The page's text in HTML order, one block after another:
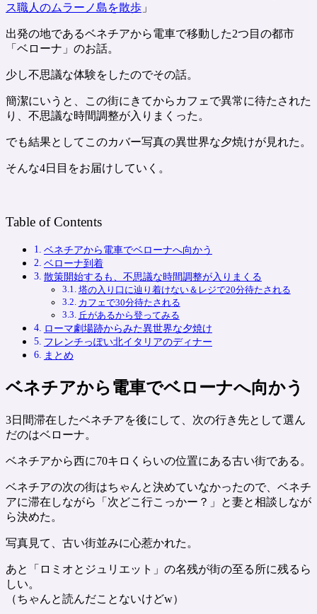
ス職人のムラーノ島を散歩 」
出発の地であるベネチアから電車で移動した2つ目の都市
「ベローナ」のお話。
少し不思議な体験をしたのでその話。
簡潔にいうと、この街にきてからカフェで異常に待たされた
り、不思議な時間調整が入りまくった。
でも結果としてこのカバー写真の異世界な夕焼けが見れた。
そんな4日目をお届けしていく。
Table of Contents
ベネチアから電車でベローナへ向かう
ベローナ到着
散策開始するも、不思議な時間調整が入りまくる
塔の入り口に辿り着けない＆レジで20分待たされる
カフェで30分待たされる
丘があるから登ってみる
ローマ劇場跡からみた異世界な夕焼け
フレンチっぽい北イタリアのディナー
まとめ
ベネチアから電車でベローナへ向かう
3日間滞在したベネチアを後にして、次の行き先として選ん
だのはベローナ。
ベネチアから西に70キロくらいの位置にある古い街である。
ベネチアの次の街はちゃんと決めていなかったので、ベネチ
アに滞在しながら「次どこ行こっかー？」と妻と相談しなが
ら決めた。
写真見て、古い街並みに心惹かれた。
あと「ロミオとジュリエット」の名残が街の至る所に残るら
しい。
（ちゃんと読んだことないけどw）